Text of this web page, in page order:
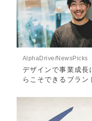
AlphaDrive/NewsPicks
デザインで事業成長
らこそできるブラン